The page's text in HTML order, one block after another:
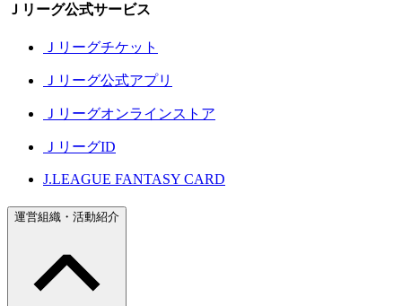
Ｊリーグ公式サービス
Ｊリーグチケット
Ｊリーグ公式アプリ
Ｊリーグオンラインストア
ＪリーグID
J.LEAGUE FANTASY CARD
運営組織・活動紹介